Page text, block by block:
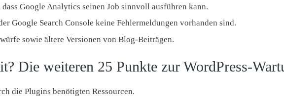
dass Google Analytics seinen Job sinnvoll ausführen kann.
Google Search Console keine Fehlermeldungen vorhanden sind.
sowie ältere Versionen von Blog-Beiträgen.
Die weiteren 25 Punkte zur WordPress-
die Plugins benötigten Ressourcen.